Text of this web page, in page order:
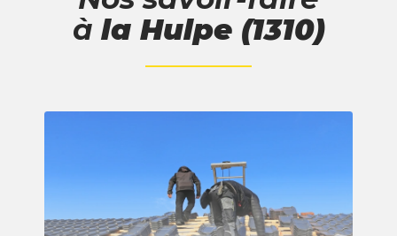
à la Hulpe (1310)